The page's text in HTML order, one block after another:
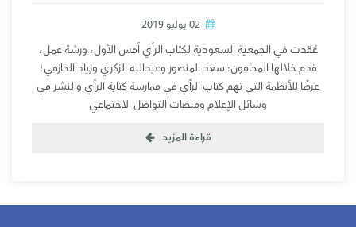
02 يوليو 2019
عُقدت في الجمعية السعودية لكتاب الرأي أمس الأول، ورشة عمل،
قدم خلالها المحامون: سعد المنصور وعبدالله الزكري وزياد الحازمي؛
عرضًا للأنظمة التي تهم كتاب الرأي في ممارسة كتابة الرأي والنشر في
وسائل الإعلام ومنصات التواصل الاجتماعي
قراءة المزيد